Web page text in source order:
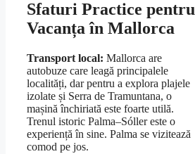
Sfaturi Practice pentru
Vacanța în Mallorca
Transport local: Mallorca are
autobuze care leagă principalele
localități, dar pentru a explora plajele
izolate și Serra de Tramuntana, o
mașină închiriată este foarte utilă.
Trenul istoric Palma–Sóller este o
experiență în sine. Palma se vizitează
comod pe jos.